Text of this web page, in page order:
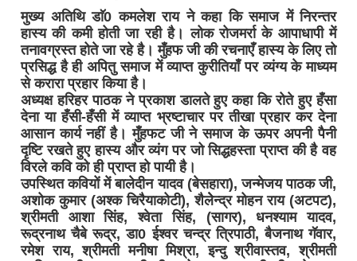
मुख्य अतिथि डाॅ0 कमलेश राय ने कहा कि समाज में निरन्तर
हास्य की कमी होती जा रही है। लोक रोजमर्रा के आपाधापी में
तनावग्रस्त होते जा रहे है। मुँहफ जी की रचनाएँ हास्य के लिए तो
प्रसिद्ध है ही अपितु समाज में व्याप्त कुरीतियाँ पर व्यंग्य के माध्यम
से करारा प्रहार किया है।
अध्यक्ष हरिहर पाठक ने प्रकाश डालते हुए कहा कि रोते हुए हँसा
देना या हँसी-हँसी में व्याप्त भ्रष्टाचार पर तीखा प्रहार कर देना
आसान कार्य नहीं है। मुँहफट जी ने समाज के ऊपर अपनी पैनी
दृष्टि रखते हुए हास्य और व्यंग पर जो सिद्धहस्ता प्राप्त की है वह
विरले कवि को ही प्राप्त हो पायी है।
उपस्थित कवियों में बालेदीन यादव (बेसहारा), जन्मेजय पाठक जी,
अशोक कुमार (अश्क चिरैयाकोटी), शैलेेन्द्र मोहन राय (अटपट),
श्रीमती आशा सिंह, श्वेता सिंह, (सागर), धनश्याम यादव,
रूद्रनाथ चैबे रूद्र, डा0 ईश्वर चन्द्र त्रिपाठी, बैजनाथ गॅवार,
रमेश राय, श्रीमती मनीषा मिश्रा, इन्दु श्रीवास्तव, श्रीमती